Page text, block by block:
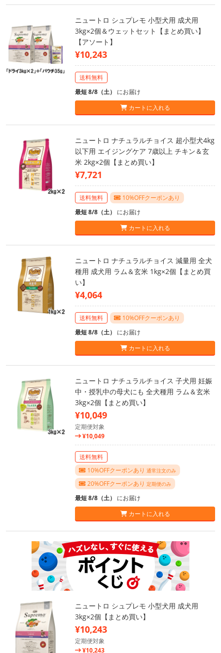
ニュートロ シュプレモ 小型犬用 成犬用
3kg×2個＆ウェットセット【まとめ買い】
【アソート】
¥10,243
送料無料
最短 8/8（土） にお届け
カートに入れる
ニュートロ ナチュラルチョイス 超小型犬4kg
以下用 エイジングケア 7歳以上 チキン＆玄
米 2kg×2個【まとめ買い】
¥7,721
送料無料
10%OFFクーポンあり
最短 8/8（土） にお届け
カートに入れる
ニュートロ ナチュラルチョイス 減量用 全犬
種用 成犬用 ラム＆玄米 1kg×2個【まとめ買
い】
¥4,064
送料無料
10%OFFクーポンあり
最短 8/8（土） にお届け
カートに入れる
ニュートロ ナチュラルチョイス 子犬用 妊娠
中・授乳中の母犬にも 全犬種用 ラム＆玄米
3kg×2個【まとめ買い】
¥10,049
定期便対象
¥10,049
送料無料
10%OFFクーポンあり 通常注文のみ
20%OFFクーポンあり 定期便のみ
最短 8/8（土） にお届け
カートに入れる
ニュートロ シュプレモ 小型犬用 成犬用
3kg×2個【まとめ買い】
¥10,243
定期便対象
¥10,243